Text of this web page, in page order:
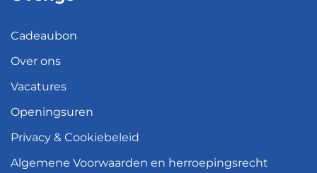
Cadeaubon
Over ons
Vacatures
Openingsuren
Privacy & Cookiebeleid
Algemene Voorwaarden en herroepingsrecht